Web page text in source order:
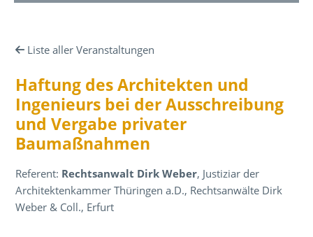
Liste aller Veranstaltungen
Haftung des Architekten und
Ingenieurs bei der Ausschreibung
und Vergabe privater
Baumaßnahmen
Referent: Rechtsanwalt Dirk Weber, Justiziar der
Architektenkammer Thüringen a.D., Rechtsanwälte Dirk
Weber & Coll., Erfurt